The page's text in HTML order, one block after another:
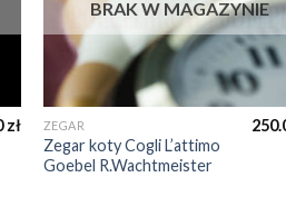
zł
BRAK W MAGAZYNIE
ZEGAR
Zegar koty Cogli L’attimo
Goebel R.Wachtmeister